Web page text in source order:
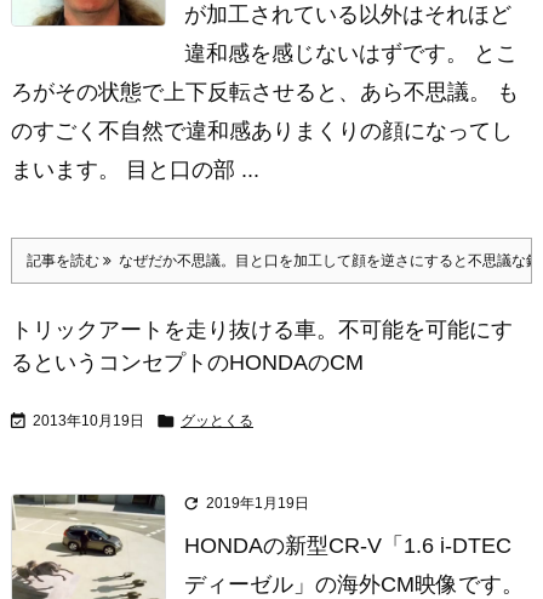
が加工されている以外はそれほど
違和感を感じないはずです。 とこ
ろがその状態で上下反転させると、あら不思議。 も
のすごく不自然で違和感ありまくりの顔になってし
まいます。 目と口の部 ...
記事を読む なぜだか不思議。目と口を加工して顔を逆さにすると不思議な
トリックアートを走り抜ける車。不可能を可能にす
るというコンセプトのHONDAのCM
 2013年10月19日  グッとくる
 2019年1月19日
HONDAの新型CR-V「1.6 i-DTEC
ディーゼル」の海外CM映像です。